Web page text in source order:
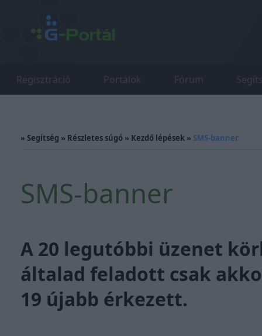
Regisztráció Portálok Fórum
» Segítség » Részletes súgó » Kezdő lépések » SMS-banner
SMS-banner
A 20 legutóbbi üzenet
általad feladott csak
19 újabb érkezett.